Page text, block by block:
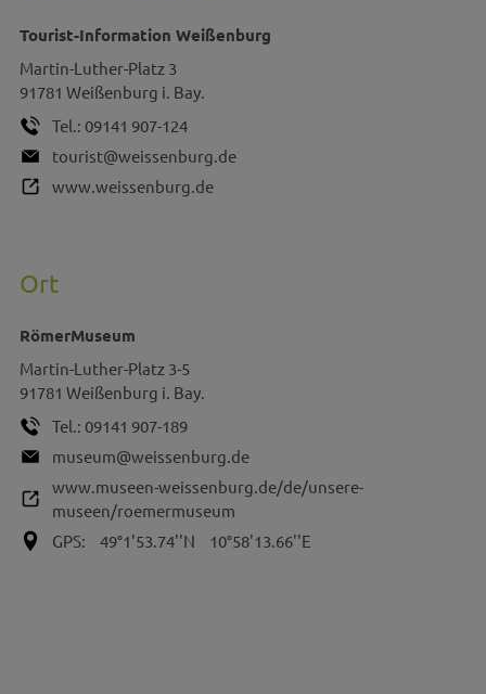
Tourist-Information Weißenburg
Martin-Luther-Platz 3
91781 Weißenburg i. Bay.
Tel.: 09141 907-124
tourist@weissenburg.de
www.weissenburg.de
Ort
RömerMuseum
Martin-Luther-Platz 3-5
91781 Weißenburg i. Bay.
Tel.: 09141 907-189
museum@weissenburg.de
www.museen-weissenburg.de/de/unsere-
museen/roemermuseum
GPS:
49°1'53.74''N 10°58'13.66''E